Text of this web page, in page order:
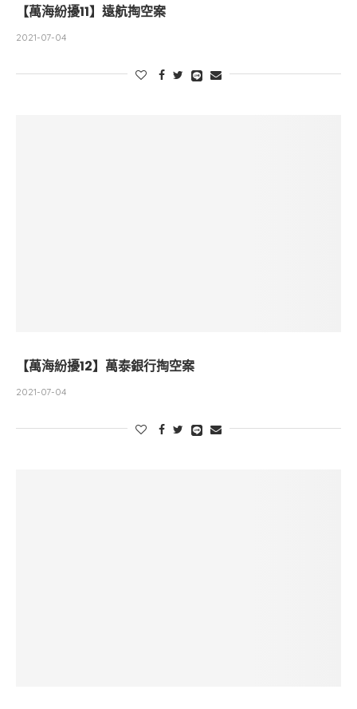
【萬海紛擾11】遠航掏空案
2021-07-04
【萬海紛擾12】萬泰銀行掏空案
2021-07-04